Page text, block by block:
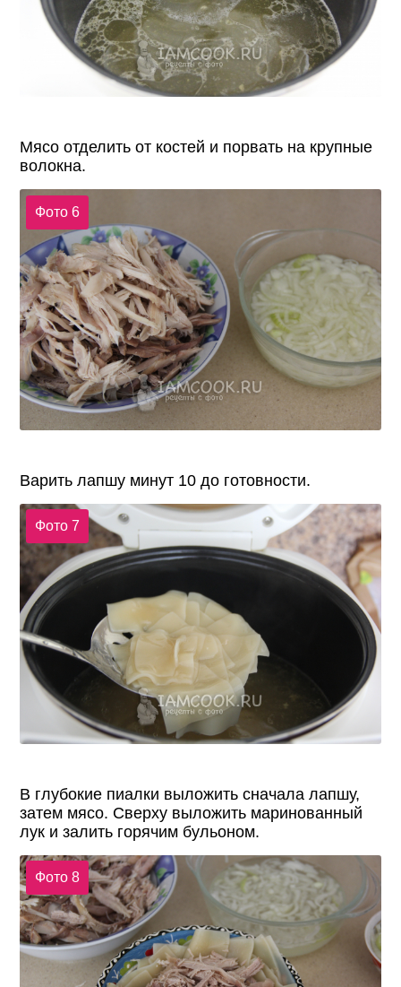
Мясо отделить от костей и порвать на крупные
волокна.
Фото 6
Варить лапшу минут 10 до готовности.
Фото 7
В глубокие пиалки выложить сначала лапшу,
затем мясо. Сверху выложить маринованный
лук и залить горячим бульоном.
Фото 8